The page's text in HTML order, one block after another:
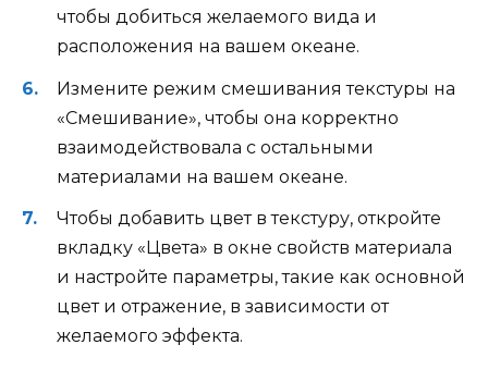
чтобы добиться желаемого вида и
расположения на вашем океане.
Измените режим смешивания текстуры на
«Смешивание», чтобы она корректно
взаимодействовала с остальными
материалами на вашем океане.
Чтобы добавить цвет в текстуру, откройте
вкладку «Цвета» в окне свойств материала
и настройте параметры, такие как основной
цвет и отражение, в зависимости от
желаемого эффекта.